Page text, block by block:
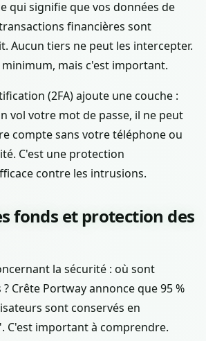
qui signifie que vos données de
financières sont
Aucun tiers ne peut les intercepter.
mais c'est important.
(2FA) ajoute une couche :
vol votre mot de passe, il ne peut
compte sans votre téléphone ou
C'est une protection
contre les intrusions.
fonds et protection des
la sécurité : où sont
Crête Portway annonce que 95 %
sont conservés en
C'est important à comprendre.